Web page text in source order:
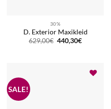
30%
D. Exterior Maxikleid
629,00€ Ursprünglicher
Preis
440,30€Aktueller